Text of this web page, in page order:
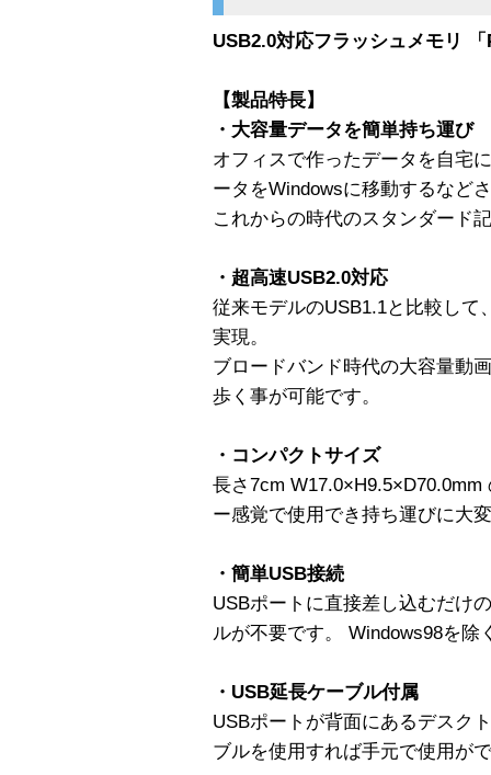
USB2.0対応フラッシュメモリ
【製品特長】
・大容量データを簡単持ち運び
オフィスで作ったデータを自宅
ータをWindowsに移動するなど
これからの時代のスタンダード
・超高速USB2.0対応
従来モデルのUSB1.1と比較して
実現。
ブロードバンド時代の大容量動
歩く事が可能です。
・コンパクトサイズ
長さ7cm
ー感覚で使用でき持ち運びに大
・簡単USB接続
USBポートに直接差し込むだけ
ルが不要です。 Windows98を除
・USB延長ケーブル付属
USBポートが背面にあるデスク
ブルを使用すれば手元で使用が